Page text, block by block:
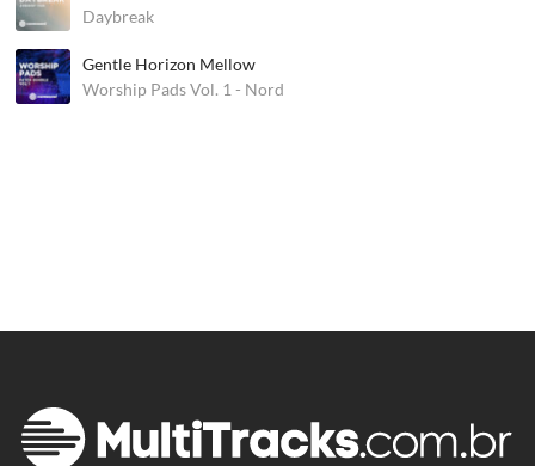
Daybreak
Gentle Horizon Mellow
Worship Pads Vol. 1 - Nord